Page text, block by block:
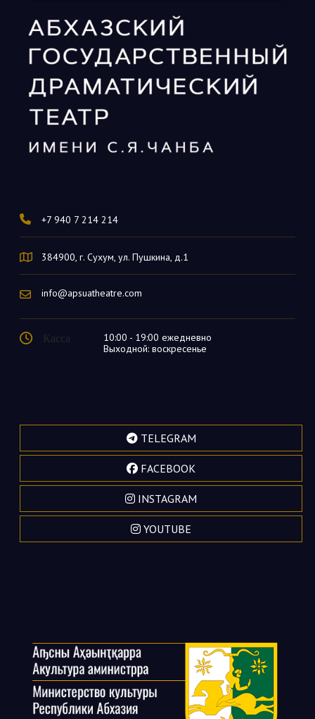
+7 940 7 214 214
384900, г. Сухум, ул. Пушкина, д.1
info@apsuatheatre.com
Касса
10:00 - 19:00 ежедневно
Выходной: воскресенье
TELEGRAM
FACEBOOK
INSTAGRAM
YOUTUBE